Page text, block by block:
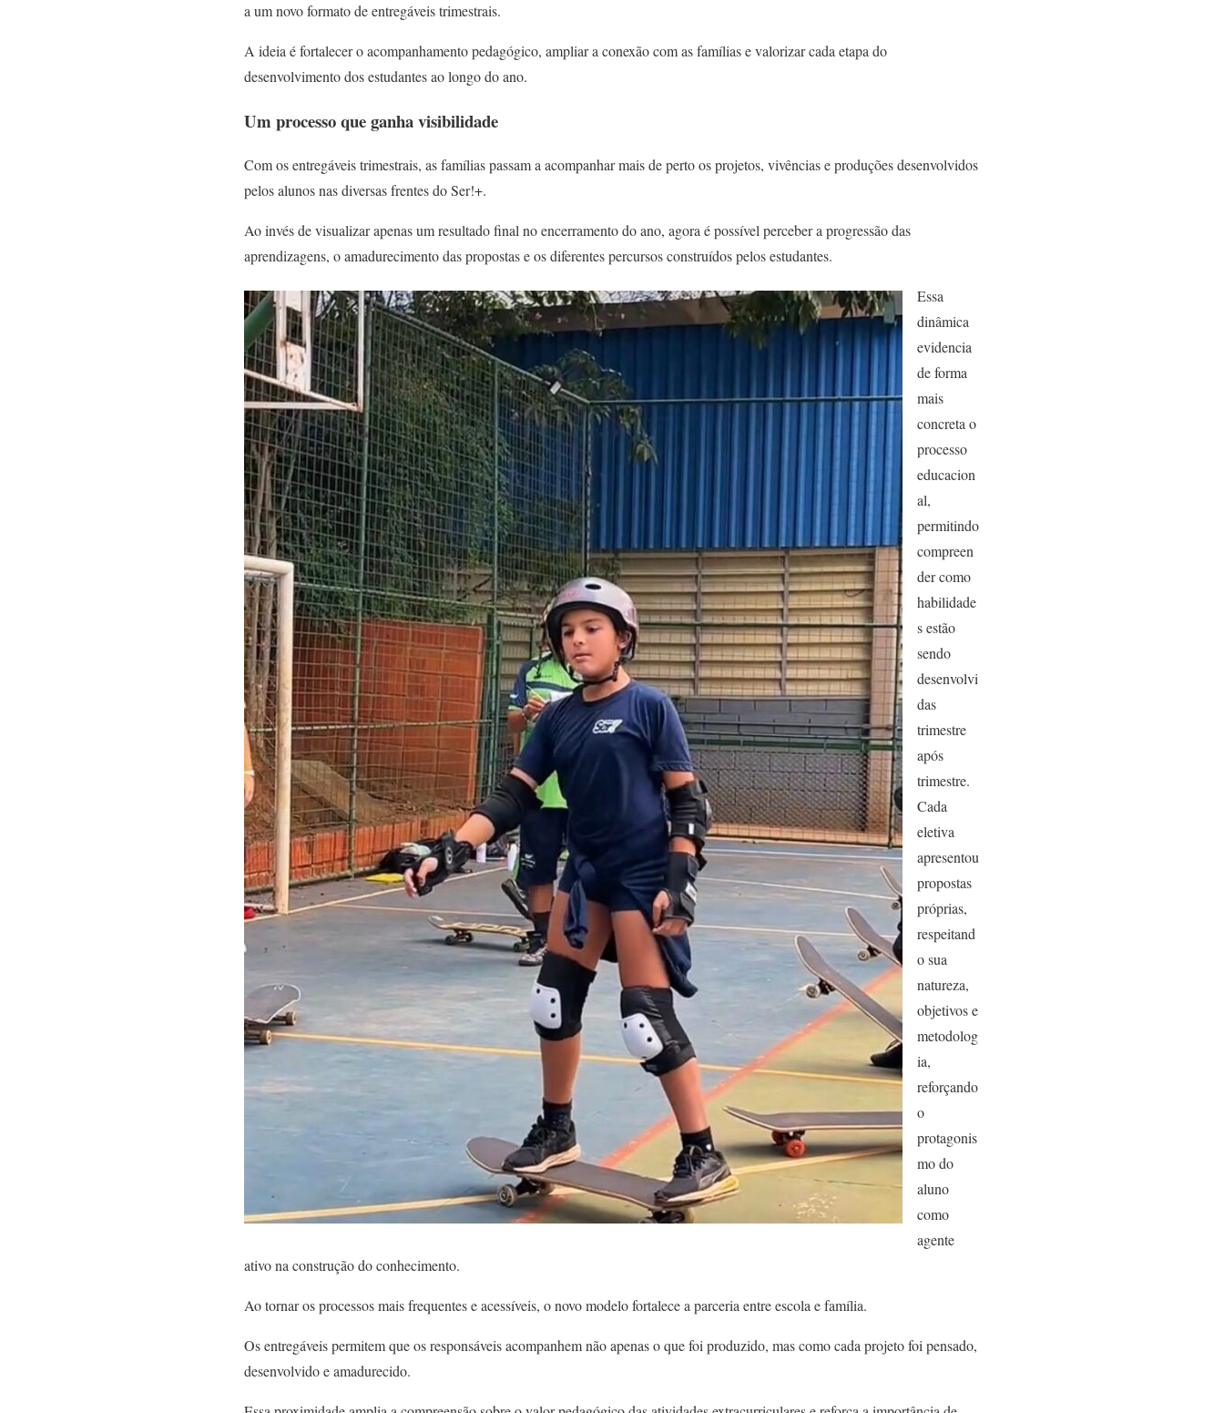
a um novo formato de entregáveis trimestrais.
A ideia é fortalecer o acompanhamento pedagógico, ampliar a conexão com as famílias e valorizar cada etapa do
desenvolvimento dos estudantes ao longo do ano.
Um processo que ganha visibilidade
Com os entregáveis trimestrais, as famílias passam a acompanhar mais de perto os projetos, vivências e produções desenvolvidos
pelos alunos nas diversas frentes do Ser!+.
Ao invés de visualizar apenas um resultado final no encerramento do ano, agora é possível perceber a progressão das
aprendizagens, o amadurecimento das propostas e os diferentes percursos construídos pelos estudantes.
Essa
dinâmica
evidencia
de forma
mais
concreta o
processo
educacion
al,
permitindo
compreen
der como
habilidade
s estão
sendo
desenvolvi
das
trimestre
após
trimestre.
Cada
eletiva
apresentou
propostas
próprias,
respeitand
o sua
natureza,
objetivos e
metodolog
ia,
reforçando
o
protagonis
mo do
aluno
como
agente
ativo na construção do conhecimento.
Ao tornar os processos mais frequentes e acessíveis, o novo modelo fortalece a parceria entre escola e família.
Os entregáveis permitem que os responsáveis acompanhem não apenas o que foi produzido, mas como cada projeto foi pensado,
desenvolvido e amadurecido.